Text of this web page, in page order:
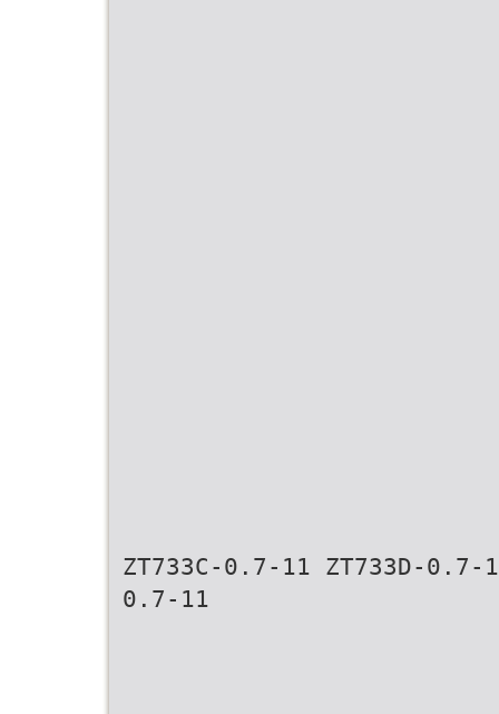
ZT733C-0.7-11 ZT733D-0.7-
0.7-11